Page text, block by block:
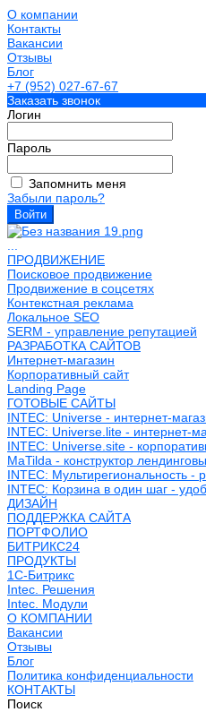
О компании
Контакты
Вакансии
Отзывы
Блог
+7 (952) 027-67-67
Заказать звонок
Логин
Пароль
Запомнить меня
Забыли пароль?
ПРОДВИЖЕНИЕ
Поисковое продвижение
Продвижение в соцсетях
Контекстная реклама
Локальное SEO
SERM - управление репутацией
РАЗРАБОТКА САЙТОВ
Интернет-магазин
Корпоративный сайт
Landing Page
ГОТОВЫЕ САЙТЫ
INTEC: Universe - интернет-
INTEC: Universe.lite - интернет-
INTEC: Universe.site -
MaTilda - конструктор
INTEC: Мультирегиональность -
INTEC: Корзина в один шаг -
ДИЗАЙН
ПОДДЕРЖКА САЙТА
ПОРТФОЛИО
БИТРИКС24
ПРОДУКТЫ
1С-Битрикс
Intec. Решения
Intec. Модули
О КОМПАНИИ
Вакансии
Отзывы
Блог
Политика конфиденциальности
КОНТАКТЫ
Поиск